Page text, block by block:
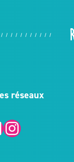
réseaux
Instagram